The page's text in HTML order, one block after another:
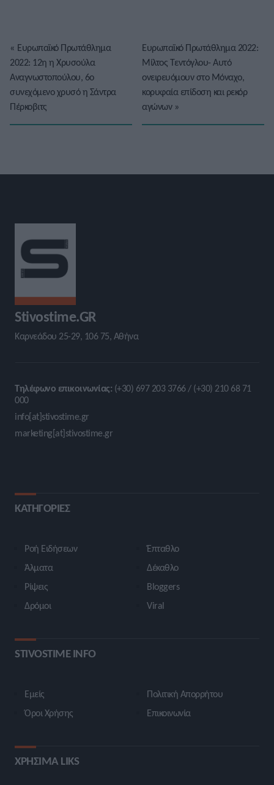
« Ευρωπαϊκό Πρωτάθλημα
2022: 12η η Χρυσούλα
Αναγνωστοπούλου, 6ο
συνεχόμενο χρυσό η Σάντρα
Πέρκοβιτς
Ευρωπαϊκό Πρωτάθλημα 2022:
Μίλτος Τεντόγλου- Αυτό
ονειρευόμουν στο Μόναχο,
κορυφαία επίδοση και ρεκόρ
αγώνων»
Stivostime.GR
Καρνεάδου 25-29, 106 75, Αθήνα
Τηλέφωνο επικοινωνίας: (+30) 697 203 3766 / (+30) 210 68 71
000
info[at]stivostime.gr
marketing[at]stivostime.gr
ΚΑΤΗΓΟΡΙΕΣ
Ροή Ειδήσεων
Άλματα
Ρίψεις
Δρόμοι
Έπταθλο
Δέκαθλο
Bloggers
Viral
STIVOSTIME INFO
Εμείς
Όροι Χρήσης
Πολιτική Απορρήτου
Επικοινωνία
ΧΡΗΣΙΜΑ LIKS